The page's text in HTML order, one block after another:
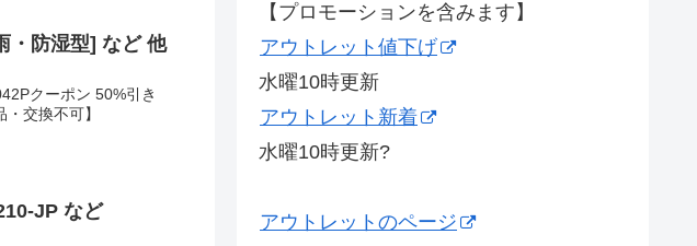
・防湿型] など 他
クーポン 50%引き
交換不可】
JP など
【プロモーションを含みます】
アウトレット値下げ
水曜10時更新
アウトレット新着
水曜10時更新?
アウトレットのページ